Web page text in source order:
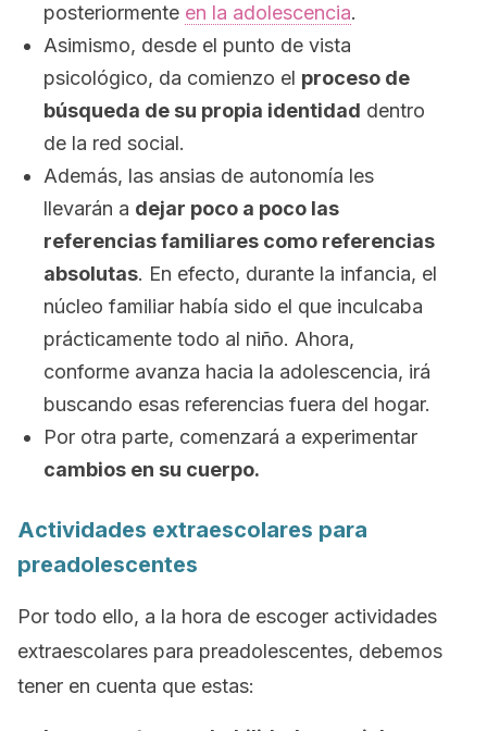
posteriormente en la adolescencia.
Asimismo, desde el punto de vista
psicológico, da comienzo el proceso de
búsqueda de su propia identidad dentro
de la red social.
Además, las ansias de autonomía les
llevarán a dejar poco a poco las
referencias familiares como referencias
absolutas. En efecto, durante la infancia, el
núcleo familiar había sido el que inculcaba
prácticamente todo al niño. Ahora,
conforme avanza hacia la adolescencia, irá
buscando esas referencias fuera del hogar.
Por otra parte, comenzará a experimentar
cambios en su cuerpo.
Actividades extraescolares para
preadolescentes
Por todo ello, a la hora de escoger actividades
extraescolares para preadolescentes, debemos
tener en cuenta que estas: